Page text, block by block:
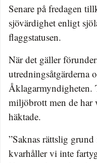
Senare på fredagen
sjövärdighet enligt
flaggstatusen.
När det gäller
utredningsåtgärderna
Åklagarmyndigheten.
miljöbrott men de har
häktade.
”Saknas rättslig
kvarhåller vi inte